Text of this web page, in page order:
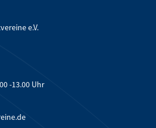
e.V.
-13.00 Uhr